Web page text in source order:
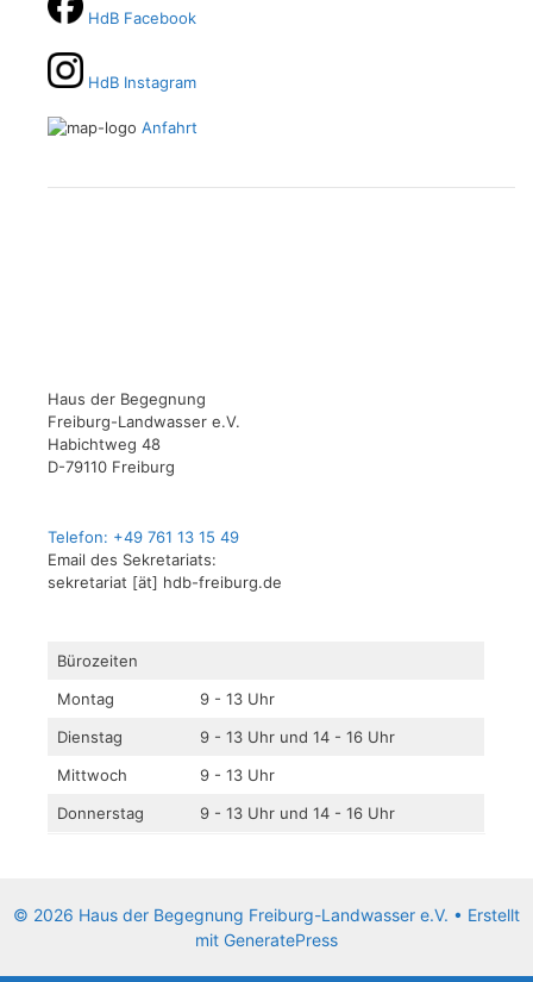
HdB Facebook
HdB Instagram
Anfahrt
Haus der Begegnung
Freiburg-Landwasser e.V.
Habichtweg 48
D-79110 Freiburg
Telefon: +49 761 13 15 49
Email des Sekretariats:
sekretariat [ät] hdb-freiburg.de
Bürozeiten
Montag
9 - 13 Uhr
Dienstag
9 - 13 Uhr und 14 - 16 Uhr
Mittwoch
9 - 13 Uhr
Donnerstag
9 - 13 Uhr und 14 - 16 Uhr
© 2026 Haus der Begegnung Freiburg-Landwasser e.V. • Erstellt
mit GeneratePress